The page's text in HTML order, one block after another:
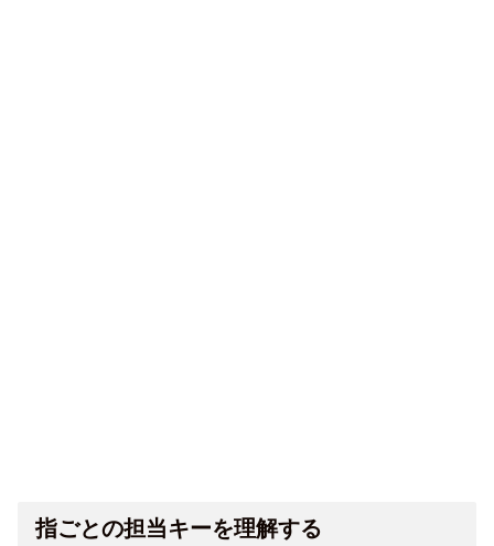
指ごとの担当キーを理解する